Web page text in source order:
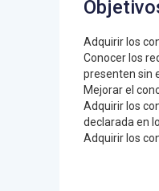
Adquirir los
Conocer los
presenten sin
Mejorar el
Adquirir los
declarada en
Adquirir los